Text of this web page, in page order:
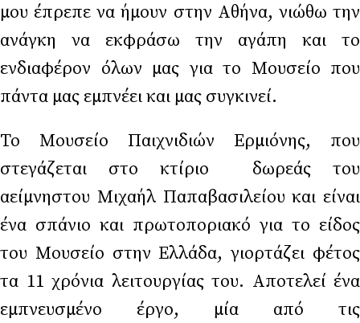
μου έπρεπε να ήμουν στην Αθήνα, νιώθω την
ανάγκη να εκφράσω την αγάπη και το
ενδιαφέρον όλων μας για το Μουσείο που
πάντα μας εμπνέει και μας συγκινεί.
Το Μουσείο Παιχνιδιών Ερμιόνης, που
στεγάζεται στο κτίριο δωρεάς του
αείμνηστου Μιχαήλ Παπαβασιλείου και είναι
ένα σπάνιο και πρωτοποριακό για το είδος
του Μουσείο στην Ελλάδα, γιορτάζει φέτος
τα 11 χρόνια λειτουργίας του. Αποτελεί ένα
εμπνευσμένο έργο, μία από τις